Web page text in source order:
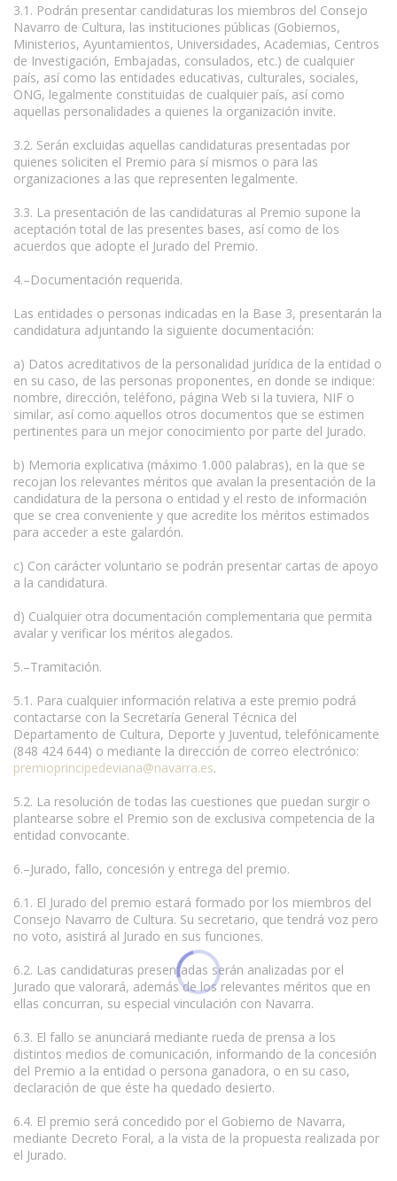
3.1. Podrán presentar candidaturas los miembros del Consejo
Navarro de Cultura, las instituciones públicas (Gobiernos,
Ministerios, Ayuntamientos, Universidades, Academias, Centros
de Investigación, Embajadas, consulados, etc.) de cualquier
país, así como las entidades educativas, culturales, sociales,
ONG, legalmente constituidas de cualquier país, así como
aquellas personalidades a quienes la organización invite.
3.2. Serán excluidas aquellas candidaturas presentadas por
quienes soliciten el Premio para sí mismos o para las
organizaciones a las que representen legalmente.
3.3. La presentación de las candidaturas al Premio supone la
aceptación total de las presentes bases, así como de los
acuerdos que adopte el Jurado del Premio.
4.–Documentación requerida.
Las entidades o personas indicadas en la Base 3, presentarán la
candidatura adjuntando la siguiente documentación:
a) Datos acreditativos de la personalidad jurídica de la entidad o
en su caso, de las personas proponentes, en donde se indique:
nombre, dirección, teléfono, página Web si la tuviera, NIF o
similar, así como aquellos otros documentos que se estimen
pertinentes para un mejor conocimiento por parte del Jurado.
b) Memoria explicativa (máximo 1.000 palabras), en la que se
recojan los relevantes méritos que avalan la presentación de la
candidatura de la persona o entidad y el resto de información
que se crea conveniente y que acredite los méritos estimados
para acceder a este galardón.
c) Con carácter voluntario se podrán presentar cartas de apoyo
a la candidatura.
d) Cualquier otra documentación complementaria que permita
avalar y verificar los méritos alegados.
5.–Tramitación.
5.1. Para cualquier información relativa a este premio podrá
contactarse con la Secretaría General Técnica del
Departamento de Cultura, Deporte y Juventud, telefónicamente
(848 424 644) o mediante la dirección de correo electrónico:
premioprincipedeviana@navarra.es.
5.2. La resolución de todas las cuestiones que puedan surgir o
plantearse sobre el Premio son de exclusiva competencia de la
entidad convocante.
6.–Jurado, fallo, concesión y entrega del premio.
6.1. El Jurado del premio estará formado por los miembros del
Consejo Navarro de Cultura. Su secretario, que tendrá voz pero
no voto, asistirá al Jurado en sus funciones.
6.2. Las candidaturas presentadas serán analizadas por el
Jurado que valorará, además de los relevantes méritos que en
ellas concurran, su especial vinculación con Navarra.
6.3. El fallo se anunciará mediante rueda de prensa a los
distintos medios de comunicación, informando de la concesión
del Premio a la entidad o persona ganadora, o en su caso,
declaración de que éste ha quedado desierto.
6.4. El premio será concedido por el Gobierno de Navarra,
mediante Decreto Foral, a la vista de la propuesta realizada por
el Jurado.